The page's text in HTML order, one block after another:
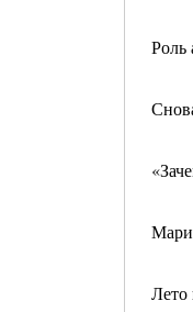
Роль
Лето